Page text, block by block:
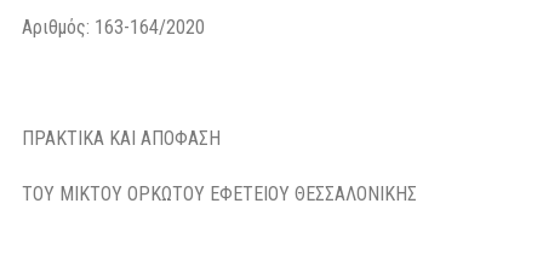
Αριθμός: 163-164/2020
ΠΡΑΚΤΙΚΑ ΚΑΙ ΑΠΟΦΑΣΗ
ΤΟΥ ΜΙΚΤΟΥ ΟΡΚΩΤΟΥ ΕΦΕΤΕΙΟΥ ΘΕΣΣΑΛΟΝΙΚΗΣ